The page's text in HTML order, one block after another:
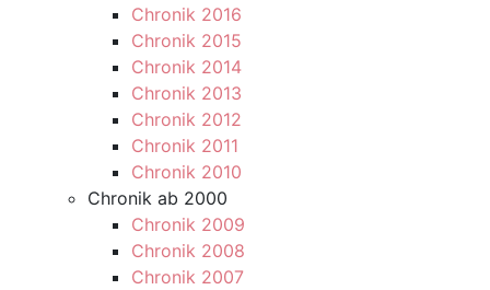
Chronik 2016
Chronik 2015
Chronik 2014
Chronik 2013
Chronik 2012
Chronik 2011
Chronik 2010
Chronik ab 2000
Chronik 2009
Chronik 2008
Chronik 2007